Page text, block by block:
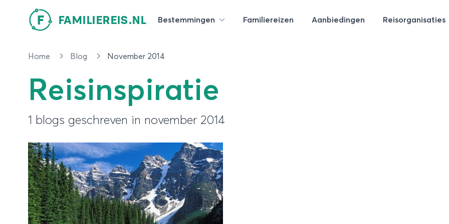
F FAMILIEREIS.NL Bestemmingen Familiereizen Aanbiedingen Reisorganisaties
Home Blog November 2014
Reisinspiratie
1 blogs geschreven in november 2014